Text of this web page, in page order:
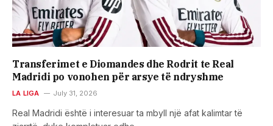
Transferimet e Diomandes dhe Rodrit te Real
Madridi po vonohen për arsye të ndryshme
LA LIGA July 31, 2026
Real Madridi është i interesuar ta mbyll një afat kalimtar të